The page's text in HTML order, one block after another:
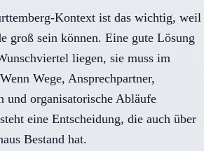
Kontext ist das wichtig, weil
groß sein können. Eine gute Lösung
liegen, sie muss im
Wege, Ansprechpartner,
und organisatorische Abläufe
eine Entscheidung, die auch über
Bestand hat.